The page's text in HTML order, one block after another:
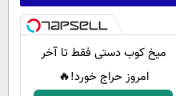
میخ کوب دستی فقط تا آخر
امروز حراج خورد!🔥